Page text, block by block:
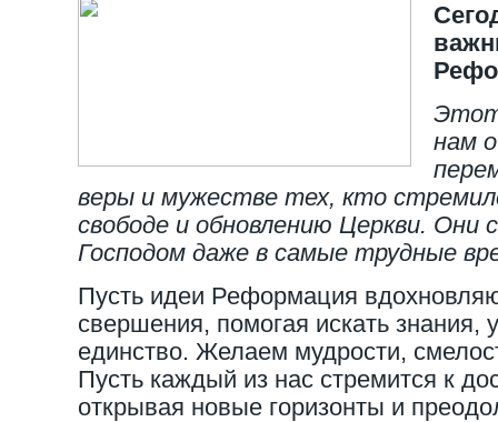
Этот
нам
веры и мужестве тех, кто
свободе и обновлению Церкви. Они
Господом даже в самые трудные
Пусть идеи Реформация
свершения, помогая искать знания,
единство. Желаем мудрости,
Пусть каждый из нас стремится к
открывая новые горизонты и